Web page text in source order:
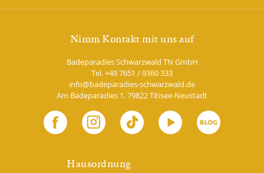
Nimm Kontakt mit uns auf
Badeparadies Schwarzwald TN GmbH
Tel.+49 7651 / 9360 333
info@badeparadies-schwarzwald.de
Am Badeparadies 1,79822Titisee-Neustadt
Hausordnung